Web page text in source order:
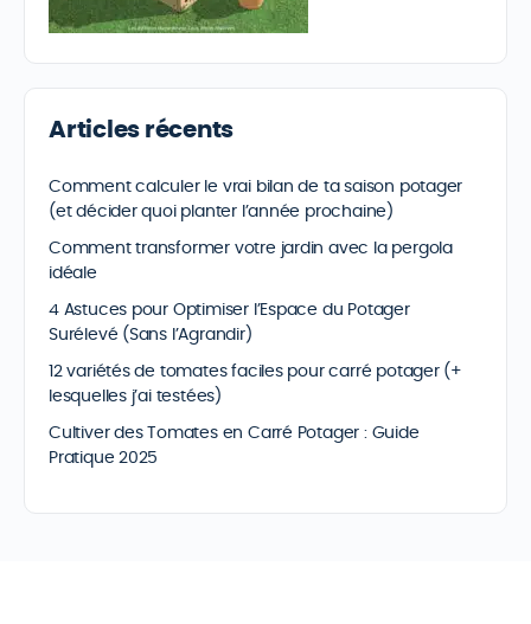
Articles récents
Comment calculer le vrai bilan de ta saison potager
(et décider quoi planter l’année prochaine)
Comment transformer votre jardin avec la pergola
idéale
4 Astuces pour Optimiser l’Espace du Potager
Surélevé (Sans l’Agrandir)
12 variétés de tomates faciles pour carré potager (+
lesquelles j’ai testées)
Cultiver des Tomates en Carré Potager : Guide
Pratique 2025